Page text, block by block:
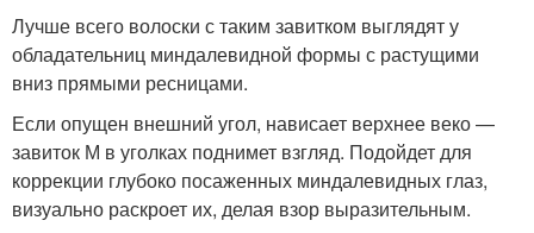
Лучше всего волоски с таким завитком выглядят у
обладательниц миндалевидной формы с растущими
вниз прямыми ресницами.
Если опущен внешний угол, нависает верхнее веко —
завиток М в уголках поднимет взгляд. Подойдет для
коррекции глубоко посаженных миндалевидных глаз,
визуально раскроет их, делая взор выразительным.